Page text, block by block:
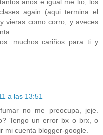
años e igual me lío, los
again (aqui termina el
vieras como corro, y aveces
muchos cariños para ti y
a las 13:51
no me preocupa, jeje.
Tengo un error bx o brx, o
mi cuenta blogger-google.